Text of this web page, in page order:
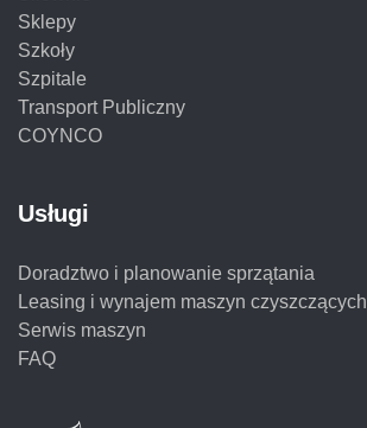
Sklepy
Szkoły
Szpitale
Transport Publiczny
COYNCO
Usługi
Doradztwo i planowanie sprzątania
Leasing i wynajem maszyn czyszczących
Serwis maszyn
FAQ